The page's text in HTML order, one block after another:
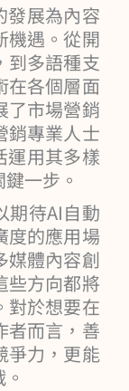
發展為內容
機遇。從開
到多語種支
在各個層面
了市場營銷
銷專業人士
運用其多樣
一步。
期待AI自動
度的應用場
媒體內容創
些方向都將
對於想要在
者而言，善
爭力，更能